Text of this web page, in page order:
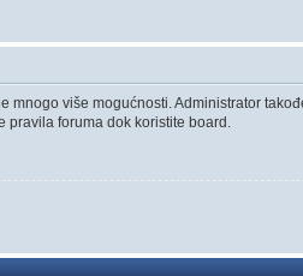
više mogućnosti. Administrator
pravila foruma dok koristite board.